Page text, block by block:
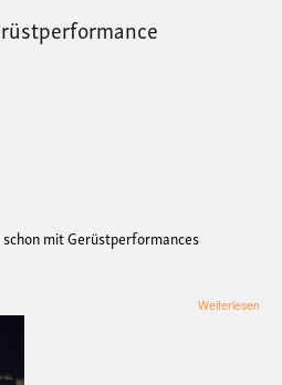
mit Gerüstperformances
Weiterlesen